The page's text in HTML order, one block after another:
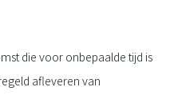
die voor onbepaalde tijd is
afleveren van